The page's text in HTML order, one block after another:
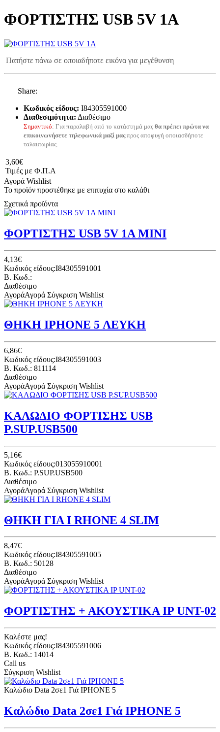
ΦΟΡΤΙΣΤΗΣ USB 5V 1A
Πατήστε πάνω σε οποιαδήποτε εικόνα για μεγέθυνση
Share:
Κωδικός είδους: I84305591000
Διαθεσιμότητα: Διαθέσιμο
Σημαντικό: Για παραλαβή από το κατάστημά μας θα πρέπει πρώτα να
επικοινωνήσετε τηλεφωνικά μαζί μαςπρος αποφυγή οποιασδήποτε
ταλαιπωρίας.
3,60€
Τιμές με Φ.Π.Α
Αγορά Wishlist
Το προϊόν προστέθηκε με επιτυχία στο καλάθι
Σχετικά προϊόντα
ΦΟΡΤΙΣΤΗΣ USB 5V 1A MINI
4,13€
Κωδικός είδους:I84305591001
B. Κωδ.:
Διαθέσιμο
ΑγοράΑγορά Σύγκριση Wishlist
ΘΗΚΗ IPHONE 5 ΛΕΥΚΗ
6,86€
Κωδικός είδους:I84305591003
B. Κωδ.: 811114
Διαθέσιμο
ΑγοράΑγορά Σύγκριση Wishlist
ΚΑΛΩΔΙΟ ΦΟΡΤΙΣΗΣ USB
P.SUP.USB500
5,16€
Κωδικός είδους:013055910001
B. Κωδ.: P.SUP.USB500
Διαθέσιμο
ΑγοράΑγορά Σύγκριση Wishlist
ΘΗΚΗ ΓΙΑ I RHONE 4 SLIM
8,47€
Κωδικός είδους:I84305591005
B. Κωδ.: 50128
Διαθέσιμο
ΑγοράΑγορά Σύγκριση Wishlist
ΦΟΡΤΙΣΤΗΣ + ΑΚΟΥΣΤΙΚΑ IP UNT-02
Καλέστε μας!
Κωδικός είδους:I84305591006
B. Κωδ.: 14014
Call us
Σύγκριση Wishlist
Καλώδιο Data 2σε1 Γιά IPHONE 5
Καλώδιο Data 2σε1 Γιά IPHONE 5